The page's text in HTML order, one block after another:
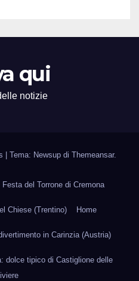
qui
notizie
Tema: Newsup di Themeansar.
Festa del Torrone di Cremona
Chiese (Trentino) Home
divertimento in Carinzia (Austria)
dolce tipico di Castiglione delle